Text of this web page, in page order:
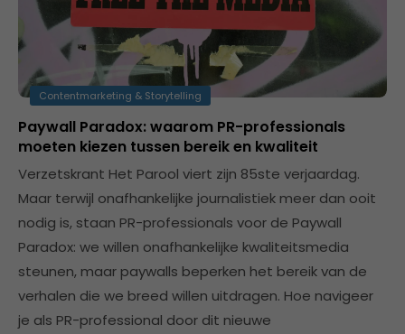
Contentmarketing & Storytelling
Paywall Paradox: waarom PR-professionals
moeten kiezen tussen bereik en kwaliteit
Verzetskrant Het Parool viert zijn 85ste verjaardag.
Maar terwijl onafhankelijke journalistiek meer dan ooit
nodig is, staan PR-professionals voor de Paywall
Paradox: we willen onafhankelijke kwaliteitsmedia
steunen, maar paywalls beperken het bereik van de
verhalen die we breed willen uitdragen. Hoe navigeer
je als PR-professional door dit nieuwe